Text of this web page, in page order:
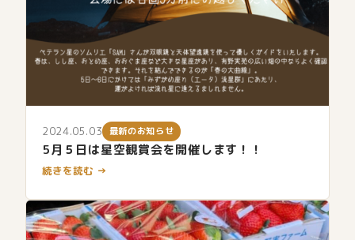
2024.05.03 最新のお知らせ
5月５日は星空観賞会を開催します！！
続きを読む →